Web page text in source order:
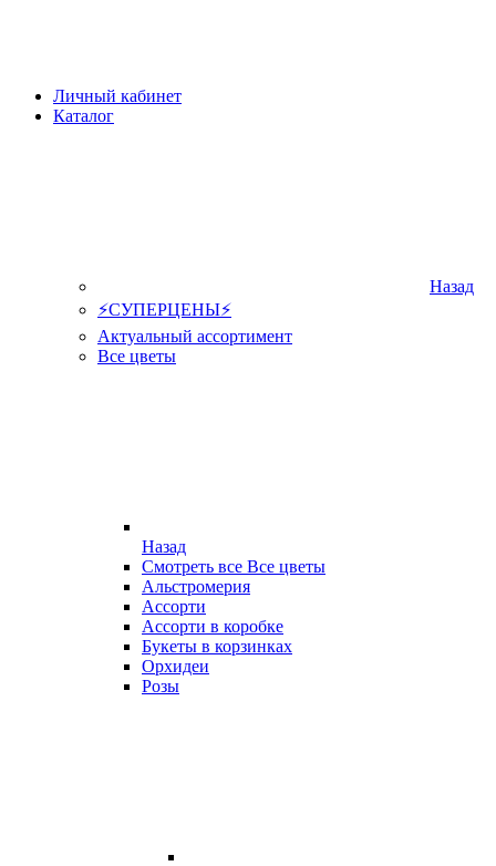
Личный кабинет
Каталог
Назад
⚡СУПЕРЦЕНЫ⚡
Актуальный ассортимент
Все цветы
Назад
Смотреть все Все цветы
Альстромерия
Ассорти
Ассорти в коробке
Букеты в корзинках
Орхидеи
Розы